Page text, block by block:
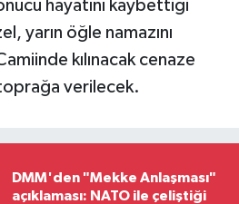
hayatını kaybettiği
yarın öğle namazını
kılınacak cenaze
toprağa verilecek.
DMM'den "Mekke Anlaşması"
açıklaması: NATO ile çeliştiği